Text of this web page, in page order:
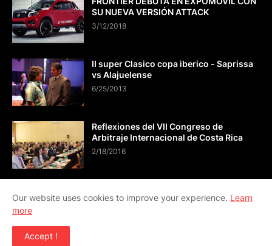
SU NUEVA VERSIÓN ATTACK
3/12/2018
II super Clasico copa iberico - Saprissa
vs Alajuelense
6/25/2013
Reflexiones del VII Congreso de
Arbitraje Internacional de Costa Rica
2/18/2016
Our website uses cookies to improve your experience. Learn
more
Accept !